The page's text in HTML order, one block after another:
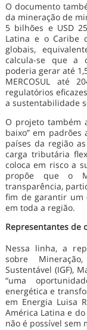
O documento
da mineração de
5 bilhões e USD
Latina e o Caribe
globais,
calcula-se que a
poderia gerar até
MERCOSUL até
regulatórios
a sustentabilidade
O projeto também
baixo” em padrões
países da região
carga tributária
coloca em risco a
propõe que o
transparência,
fim de garantir um
em toda a região.
Representantes de
Nessa linha, a
sobre
Sustentável (IGF),
“uma
energética e
em Energia Luisa
América Latina e
não é possível sem